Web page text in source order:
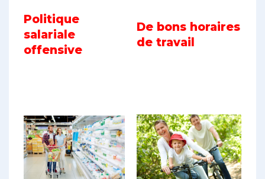
Politique
salariale
offensive
De bons horaires
de travail